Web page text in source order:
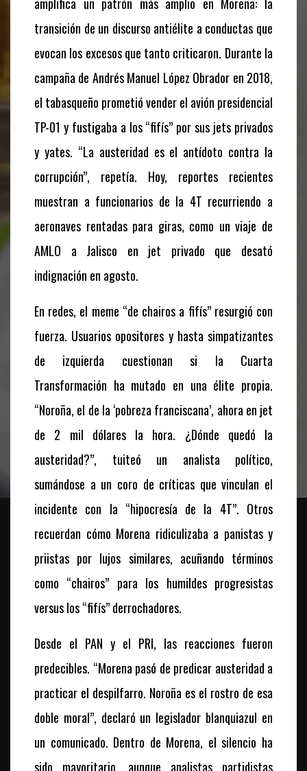
transición de un discurso antiélite a conductas que
evocan los excesos que tanto criticaron. Durante la
campaña de Andrés Manuel López Obrador en 2018,
el tabasqueño prometió vender el avión presidencial
TP-01 y fustigaba a los “fifís” por sus jets privados
y yates. “La austeridad es el antídoto contra la
corrupción”, repetía. Hoy, reportes recientes
muestran a funcionarios de la 4T recurriendo a
aeronaves rentadas para giras, como un viaje de
AMLO a Jalisco en jet privado que desató
indignación en agosto.
En redes, el meme “de chairos a fifís” resurgió con
fuerza. Usuarios opositores y hasta simpatizantes
de izquierda cuestionan si la Cuarta
Transformación ha mutado en una élite propia.
“Noroña, el de la ‘pobreza franciscana’, ahora en jet
de 2 mil dólares la hora. ¿Dónde quedó la
austeridad?”, tuiteó un analista político,
sumándose a un coro de críticas que vinculan el
incidente con la “hipocresía de la 4T”. Otros
recuerdan cómo Morena ridiculizaba a panistas y
priistas por lujos similares, acuñando términos
como “chairos” para los humildes progresistas
versus los “fifís” derrochadores.
Desde el PAN y el PRI, las reacciones fueron
predecibles. “Morena pasó de predicar austeridad a
practicar el despilfarro. Noroña es el rostro de esa
doble moral”, declaró un legislador blanquiazul en
un comunicado. Dentro de Morena, el silencio ha
sido mayoritario, aunque analistas partidistas